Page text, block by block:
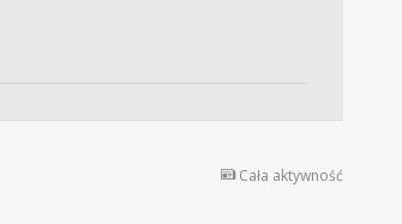
Cała aktywność